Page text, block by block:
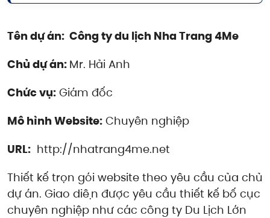
Tên dự án: Công ty du lịch Nha Trang 4Me
Chủ dự án: Mr. Hải Anh
Chức vụ: Giám đốc
Mô hình Website: Chuyên nghiệp
URL: http://nhatrang4me.net
Thiết kế trọn gói website theo yêu cầu của chủ
dự án. Giao diện được yêu cầu thiết kế bố cục
chuyên nghiệp như các công ty Du Lịch Lớn